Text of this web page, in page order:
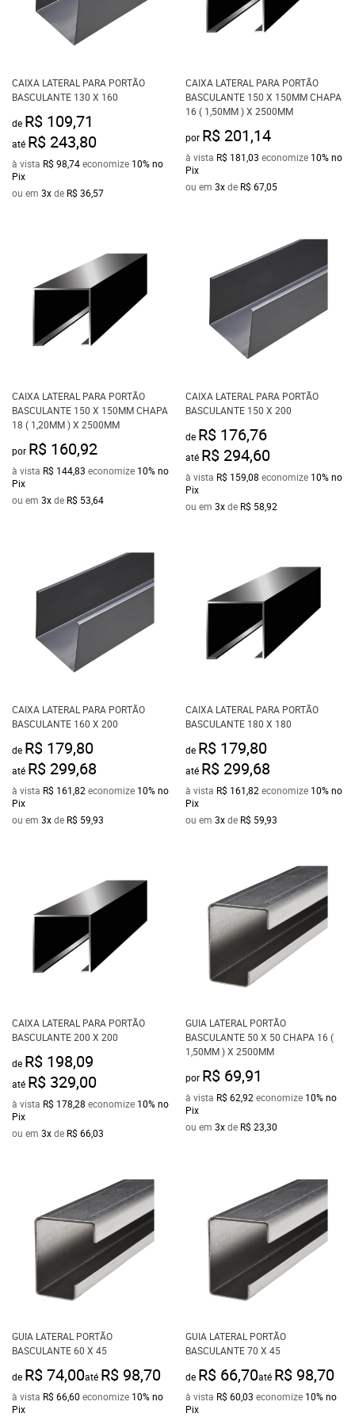
CAIXA LATERAL PARA PORTÃO
BASCULANTE 130 X 160
de R$ 109,71
até R$ 243,80
à vista R$ 98,74economize 10%no
Pix
ou em 3xde R$ 36,57
CAIXA LATERAL PARA PORTÃO
BASCULANTE 150 X 150MM CHAPA
16 ( 1,50MM ) X 2500MM
por R$ 201,14
à vista R$ 181,03 economize 10%no
Pix
ou em 3xde R$ 67,05
CAIXA LATERAL PARA PORTÃO
BASCULANTE 150 X 150MM CHAPA
18 ( 1,20MM ) X 2500MM
por R$ 160,92
à vista R$ 144,83 economize 10%no
Pix
ou em 3xde R$ 53,64
CAIXA LATERAL PARA PORTÃO
BASCULANTE 150 X 200
de R$ 176,76
até R$ 294,60
à vista R$ 159,08 economize 10%no
Pix
ou em 3xde R$ 58,92
CAIXA LATERAL PARA PORTÃO
BASCULANTE 160 X 200
de R$ 179,80
até R$ 299,68
à vista R$ 161,82 economize 10%no
Pix
ou em 3xde R$ 59,93
CAIXA LATERAL PARA PORTÃO
BASCULANTE 180 X 180
de R$ 179,80
até R$ 299,68
à vista R$ 161,82 economize 10%no
Pix
ou em 3xde R$ 59,93
CAIXA LATERAL PARA PORTÃO
BASCULANTE 200 X 200
de R$ 198,09
até R$ 329,00
à vista R$ 178,28 economize 10%no
Pix
ou em 3xde R$ 66,03
GUIA LATERAL PORTÃO
BASCULANTE 50 X 50 CHAPA 16 (
1,50MM ) X 2500MM
por R$ 69,91
à vista R$ 62,92 economize 10%no
Pix
ou em 3xde R$ 23,30
GUIA LATERAL PORTÃO
BASCULANTE 60 X 45
de R$ 74,00até R$ 98,70
à vista R$ 66,60 economize 10%no
Pix
GUIA LATERAL PORTÃO
BASCULANTE 70 X 45
de R$ 66,70até R$ 98,70
à vista R$ 60,03 economize 10%no
Pix